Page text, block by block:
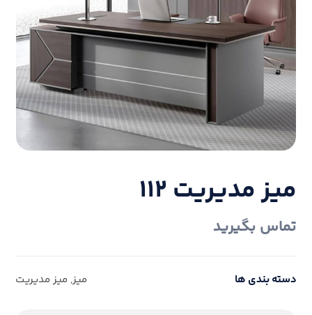
میز مدیریت ۱۱۲
تماس بگیرید
دسته بندی ها میز, میز مدیریت